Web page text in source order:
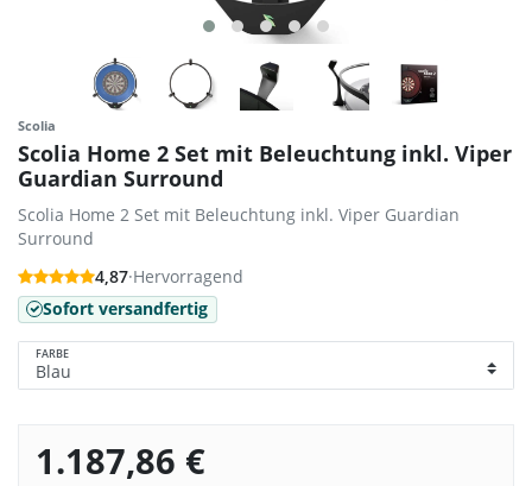
Scolia
Scolia Home 2 Set mit Beleuchtung inkl. Viper
Guardian Surround
Scolia Home 2 Set mit Beleuchtung inkl. Viper Guardian
Surround
4,87·Hervorragend
Sofort versandfertig
FARBE
1.187,86 €